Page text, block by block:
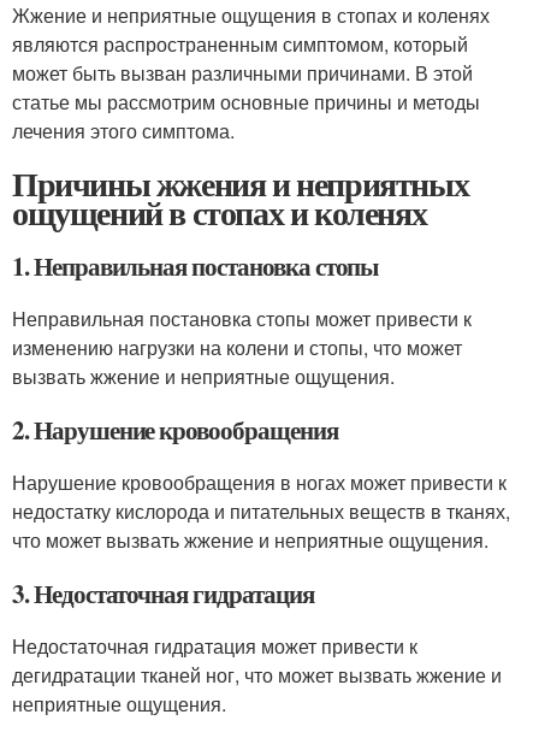
Жжение и неприятные ощущения в стопах и коленях
являются распространенным симптомом, который
может быть вызван различными причинами. В этой
статье мы рассмотрим основные причины и методы
лечения этого симптома.
Причины жжения и неприятных
ощущений в стопах и коленях
1. Неправильная постановка стопы
Неправильная постановка стопы может привести к
изменению нагрузки на колени и стопы, что может
вызвать жжение и неприятные ощущения.
2. Нарушение кровообращения
Нарушение кровообращения в ногах может привести к
недостатку кислорода и питательных веществ в тканях,
что может вызвать жжение и неприятные ощущения.
3. Недостаточная гидратация
Недостаточная гидратация может привести к
дегидратации тканей ног, что может вызвать жжение и
неприятные ощущения.